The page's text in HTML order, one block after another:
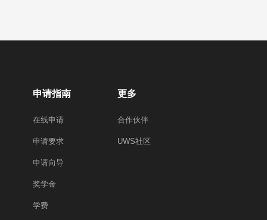
申请指南
在线申请
申请要求
申请向导
奖学金
学费
更多
合作伙伴
UWS社区